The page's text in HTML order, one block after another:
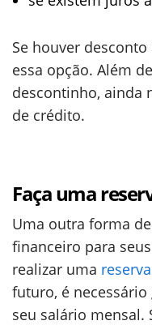
Se houver
essa opção. Além
descontinho, ainda
de crédito.
Faça uma
Uma outra forma
financeiro para
realizar uma
futuro, é
seu salário mensal.